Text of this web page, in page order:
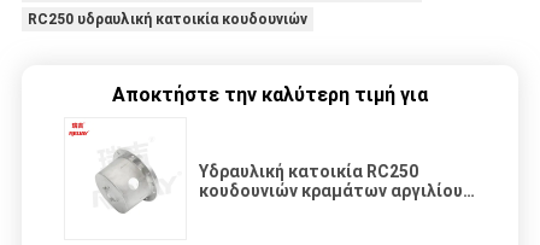
RC250 υδραυλική κατοικία κουδουνιών
Αποκτήστε την καλύτερη τιμή για
Υδραυλική κατοικία RC250
κουδουνιών κραμάτων αργιλίου